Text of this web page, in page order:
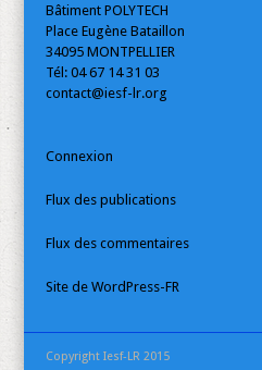
Bâtiment POLYTECH
Place Eugène Bataillon
34095 MONTPELLIER
Tél: 04 67 14 31 03
contact@iesf-lr.org
Connexion
Flux des publications
Flux des commentaires
Site de WordPress-FR
Copyright Iesf-LR 2015